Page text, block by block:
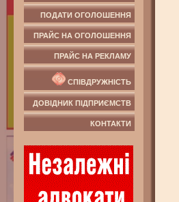
ПОДАТИ ОГОЛОШЕННЯ
ПРАЙС НА ОГОЛОШЕННЯ
ПРАЙС НА РЕКЛАМУ
СПІВДРУЖНІСТЬ
ДОВІДНИК ПІДПРИЄМСТВ
КОНТАКТИ